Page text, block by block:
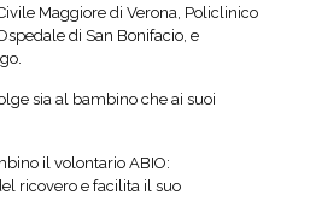
Maggiore di Verona, Policlinico
di San Bonifacio, e
sia al bambino che ai suoi
il volontario ABIO:
ricovero e facilita il suo